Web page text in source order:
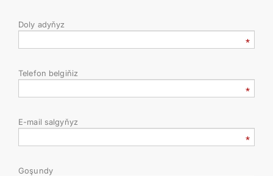
Doly adyňyz
Telefon belgiňiz
E-mail salgyňyz
Goşundy